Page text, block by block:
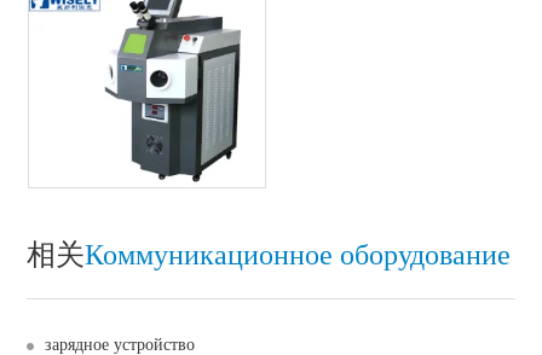
相关Коммуникационное оборудование
зарядное устройство